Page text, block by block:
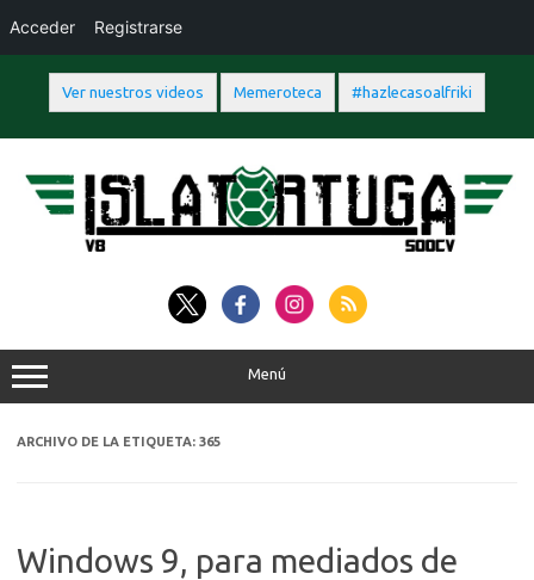
Ver nuestros videos Memeroteca #hazlecasoalfriki
Acceder Registrarse
contenido
Menú
ARCHIVO DE LA ETIQUETA: 365
Windows 9, para mediados de